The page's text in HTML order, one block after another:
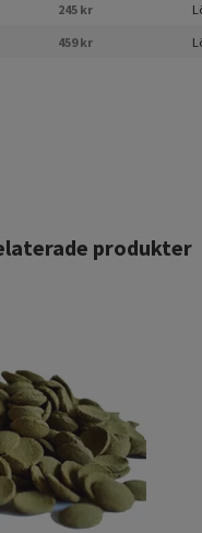
245 kr
459 kr